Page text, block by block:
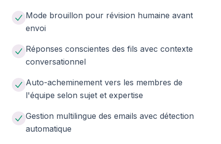
Mode brouillon pour révision humaine avant
envoi
Réponses conscientes des fils avec contexte
conversationnel
Auto-acheminement vers les membres de
l'équipe selon sujet et expertise
Gestion multilingue des emails avec détection
automatique